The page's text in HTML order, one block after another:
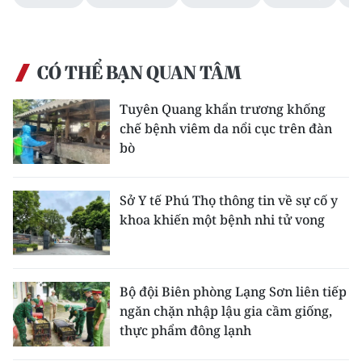
CÓ THỂ BẠN QUAN TÂM
Tuyên Quang khẩn trương khống
chế bệnh viêm da nổi cục trên đàn
bò
Sở Y tế Phú Thọ thông tin về sự cố y
khoa khiến một bệnh nhi tử vong
Bộ đội Biên phòng Lạng Sơn liên tiếp
ngăn chặn nhập lậu gia cầm giống,
thực phẩm đông lạnh